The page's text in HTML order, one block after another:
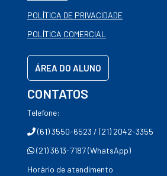
POLÍTICA DE PRIVACIDADE
POLÍTICA COMERCIAL
ÁREA DO ALUNO
CONTATOS
Telefone:
(61) 3550-6523 / (21) 2042-3355
(21) 3613-7187 (WhatsApp)
Horário de atendimento